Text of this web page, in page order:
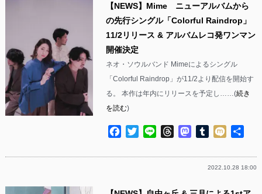
【NEWS】Mime ニューアルバムから
の先行シングル「Colorful Raindrop」
11/2リリース & アルバムレコ発ワンマン
開催決定
ネオ・ソウルバンド Mimeによるシングル
「Colorful Raindrop」が11/2より配信を開始す
る。 本作は年内にリリースを予定し……(続き
を読む)
Facebook
TwitterLine ThreadsMastodon
Tumblr
Mixi
2022.10.28 18:00